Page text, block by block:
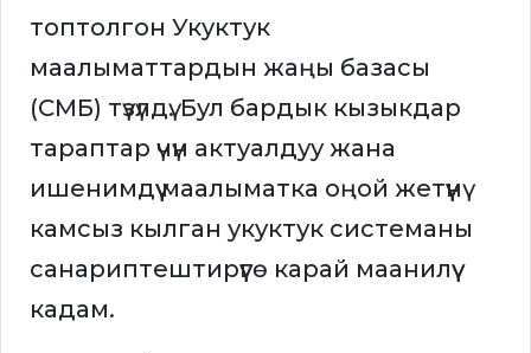
топтолгон Укуктук
маалыматтардын жаңы базасы
(СМБ) түзүлдү. Бул бардык кызыкдар
тараптар үчүн актуалдуу жана
ишенимдүү маалыматка оңой жетүүнү
камсыз кылган укуктук системаны
санариптештирүүгө карай маанилүү
кадам.